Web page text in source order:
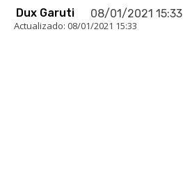
Dux Garuti 08/01/2021 15:33
Actualizado: 08/01/2021 15:33